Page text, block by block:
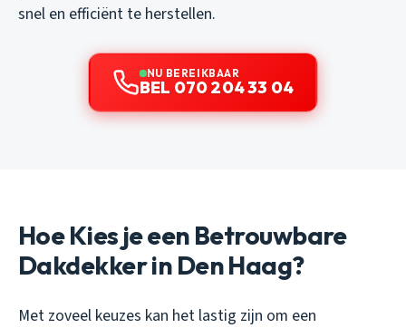
snel en efficiënt te herstellen.
NU BEREIKBAAR
BEL 070 204 33 04
Hoe Kies je een Betrouwbare
Dakdekker in Den Haag?
Met zoveel keuzes kan het lastig zijn om een